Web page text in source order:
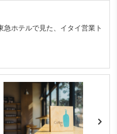
急ホテルで見た、イタイ営業ト